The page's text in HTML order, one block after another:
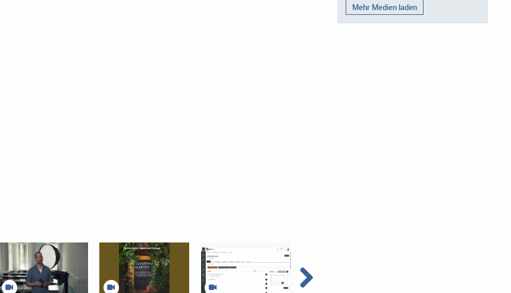
Mehr Medien laden